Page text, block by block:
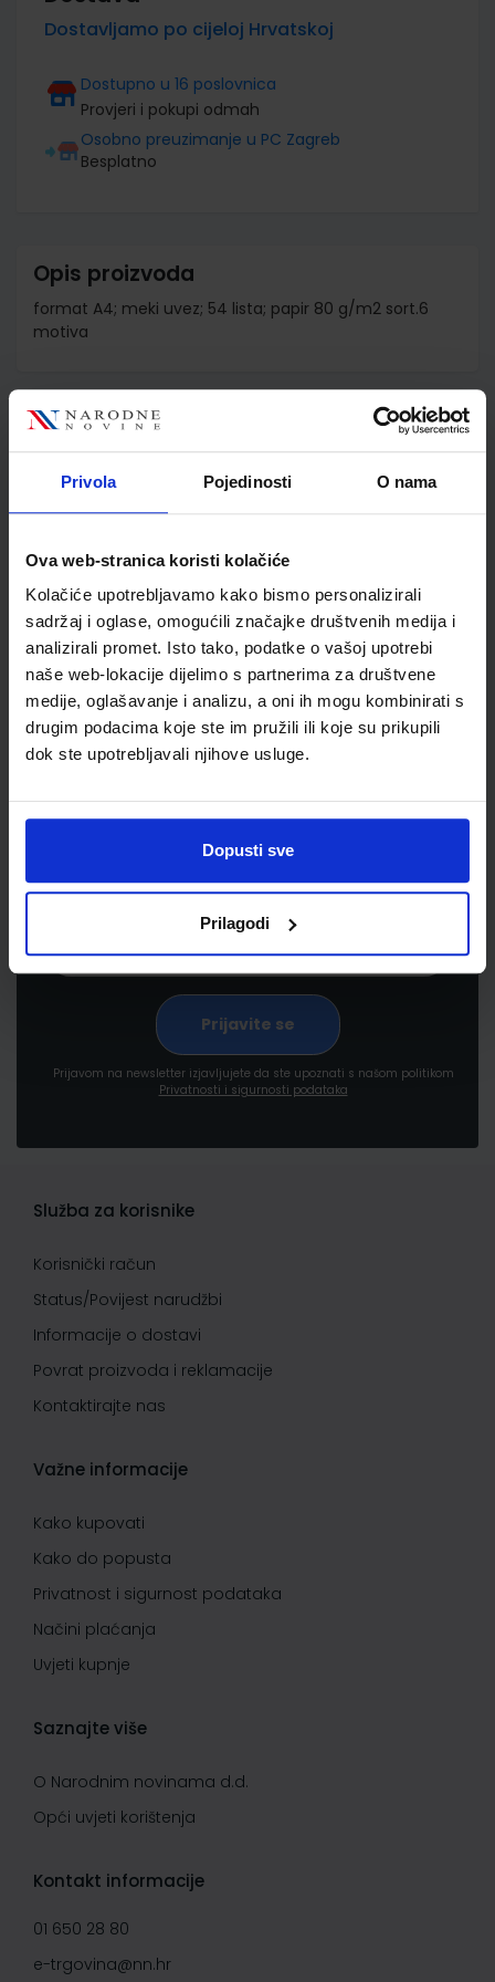
Privola Pojedinosti O nama
Ova web-stranica koristi kolačiće
Kolačiće upotrebljavamo kako bismo personalizirali
sadržaj i oglase, omogućili značajke društvenih medija i
analizirali promet. Isto tako, podatke o vašoj upotrebi
naše web-lokacije dijelimo s partnerima za društvene
medije, oglašavanje i analizu, a oni ih mogu kombinirati s
drugim podacima koje ste im pružili ili koje su prikupili
dok ste upotrebljavali njihove usluge.
Dopusti sve
Prilagodi
Dostavljamo po cijeloj Hrvatskoj
Dostupno u 16 poslovnica
Provjeri i pokupi odmah
Osobno preuzimanje u PC Zagreb
Besplatno
Opis proizvoda
format A4; meki uvez; 54 lista; papir 80 g/m2 sort.6
motiva
Detalji proizvoda
Šifra proizvoda
589555
proizvodima i uslugama, akcijama i drugim
pogodnostima
Prijavom na newsletter izjavljujete da ste upoznati s našom politikom
Privatnosti i sigurnosti podataka
Služba za korisnike
Korisnički račun
Status/Povijest narudžbi
Informacije o dostavi
Povrat proizvoda i reklamacije
Kontaktirajte nas
Važne informacije
Kako kupovati
Kako do popusta
Privatnost i sigurnost podataka
Načini plaćanja
Uvjeti kupnje
Saznajte više
O Narodnim novinama d.d.
Opći uvjeti korištenja
Kontakt informacije
01 650 28 80
e-trgovina@nn.hr